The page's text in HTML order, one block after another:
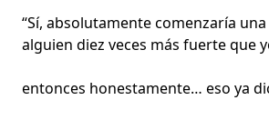
“Sí, absolutamente comenzaría
alguien diez veces más fuerte que
entonces honestamente… eso ya